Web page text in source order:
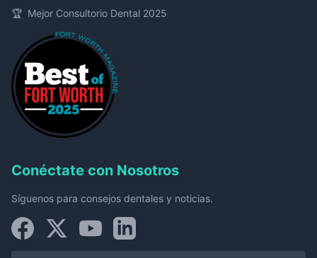
🏆 Mejor Consultorio Dental 2025
Conéctate con Nosotros
Síguenos para consejos dentales y noticias.